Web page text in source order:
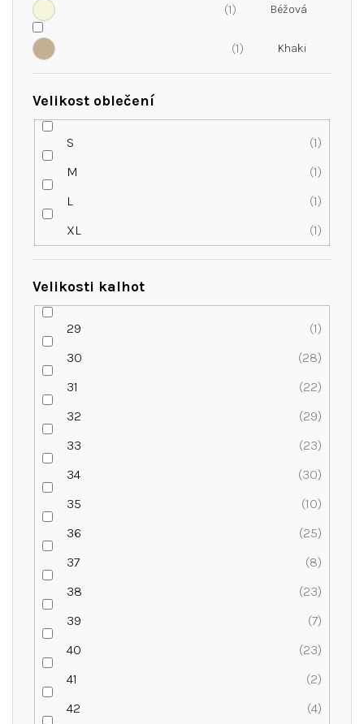
1
1
Velikost oblečení
S
1
M
1
L
1
XL
1
Velikosti kalhot
29
1
30
28
31
22
32
29
33
23
34
30
35
10
36
25
37
8
38
23
39
7
40
23
41
2
42
4